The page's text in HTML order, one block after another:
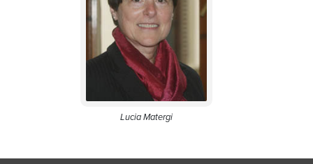
Lucia Matergi